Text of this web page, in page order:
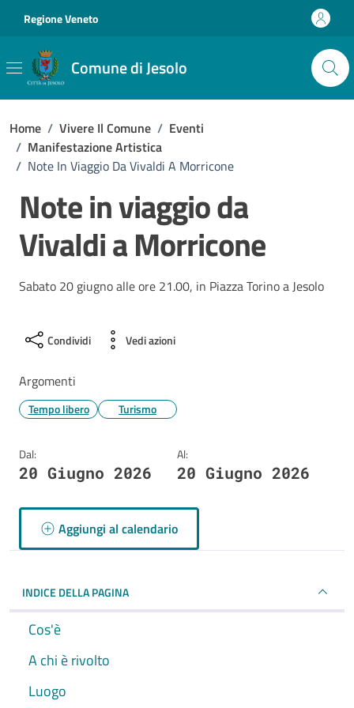
Regione Veneto
Comune di Jesolo
Home / Vivere Il Comune / Eventi
/ Manifestazione Artistica
/ Note In Viaggio Da Vivaldi A Morricone
Note in viaggio da
Vivaldi a Morricone
Sabato 20 giugno alle ore 21.00, in Piazza Torino a Jesolo
Condividi Vedi azioni
Argomenti
Tempo libero Turismo
Dal:
20 Giugno 2026
Al:
20 Giugno 2026
Aggiungi al calendario
INDICE DELLA PAGINA
Cos'è
A chi è rivolto
Luogo